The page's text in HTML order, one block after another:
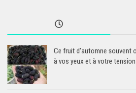
Ce fruit d’automne souvent
à vos yeux et à votre tension